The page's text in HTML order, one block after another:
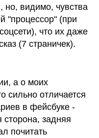
но, видимо, чувства
"процессор" (при
что их даже
(7 страничек).
а о моих
сильно отличается
в фейсбуке -
сторона, задняя
почитать